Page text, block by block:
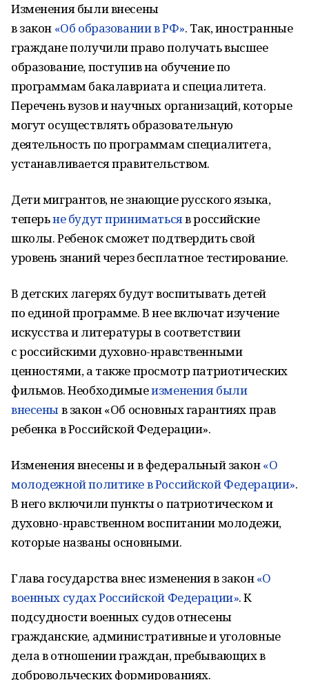
Изменения были внесены
в закон «Об образовании в РФ». Так, иностранные
граждане получили право получать высшее
образование, поступив на обучение по
программам бакалавриата и специалитета.
Перечень вузов и научных организаций, которые
могут осуществлять образовательную
деятельность по программам специалитета,
устанавливается правительством.
Дети мигрантов, не знающие русского языка,
теперьне будут приниматьсяв российские
школы. Ребенок сможет подтвердить свой
уровень знаний через бесплатное тестирование.
В детских лагерях будут воспитывать детей
по единой программе. В нее включат изучение
искусства и литературы в соответствии
с российскими духовно-нравственными
ценностями, а также просмотр патриотических
фильмов. Необходимыеизменения были
внесеныв закон «Об основных гарантиях прав
ребенка в Российской Федерации».
Изменения внесены и в федеральный закон«О
молодежной политике в Российской Федерации».
В него включили пункты о патриотическом и
духовно-нравственном воспитании молодежи,
которые названы основными.
Глава государства внес изменения в закон«О
военных судах Российской Федерации». К
подсудности военных судов отнесены
гражданские, административные и уголовные
дела в отношении граждан, пребывающих в
добровольческих формированиях.